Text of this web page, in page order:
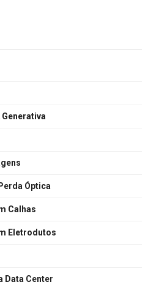
Óptica
Calhas
Eletrodutos
Data Center